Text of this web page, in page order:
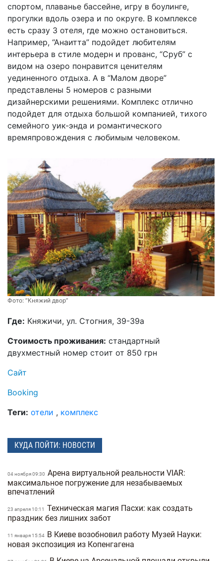
спортом, плаванье бассейне, игру в боулинге,
прогулки вдоль озера и по округе. В комплексе
есть сразу 3 отеля, где можно остановиться.
Например, “Анаитта” подойдет любителям
интерьера в стиле модерн и прованс, “Сруб” с
видом на озеро понравится ценителям
уединенного отдыха. А в “Малом дворе”
представлены 5 номеров с разными
дизайнерскими решениями. Комплекс отлично
подойдет для отдыха большой компанией, тихого
семейного уик-энда и романтического
времяпровождения с любимым человеком.
Фото: “Княжий двор”
Где: Княжичи, ул. Стогния, 39-39a
Стоимость проживания: стандартный
двухместный номер стоит от 850 грн
Сайт
Booking
Теги: отели , комплекс
КУДА ПОЙТИ: НОВОСТИ
04 ноября 09:30 Арена виртуальной реальности VIAR:
максимальное погружение для незабываемых
впечатлений
23 апреля 10:11
Техническая магия Пасхи: как создать
праздник без лишних забот
11 января 15:54 В Киеве возобновил работу Музей Науки:
новая экспозиция из Копенгагена